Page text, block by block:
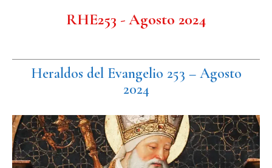
RHE253 - Agosto 2024
Heraldos del Evangelio 253 – Agosto
2024